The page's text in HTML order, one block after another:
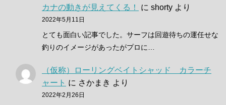
カナの動きが見えてくる！
に shorty より
2022年5月11日
とても面白い記事でした。サーフは回遊待ちの運任せな
釣りのイメージがあったがプロに…
（仮称）ローリングベイトシャッド カラーチ
ャート に さかまき より
2022年2月26日